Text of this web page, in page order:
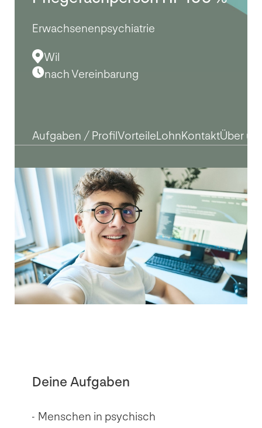
Pfäfers, Wil und St.Gallen über insgesamt 374
Wohnheim Eggfeld in Wil. Hinzu kommen acht
Ambulatorien und fünfzehn Tageskliniken, aufgeteilt
der Universität Zürich und zeichnet sich aus durch eine
hohe Kompetenz in der Aus-, Fort- und Weiterbildung
von Ärztinnen und Ärzten, Pflegefachleuten,
Psychologinnen und Psychologen wie auch weiteren
Fachleuten.